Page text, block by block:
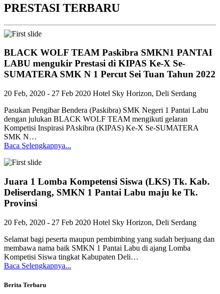
PRESTASI TERBARU
BLACK WOLF TEAM Paskibra SMKN1 PANTAI
LABU mengukir Prestasi di KIPAS Ke-X Se-
SUMATERA SMK N 1 Percut Sei Tuan Tahun 2022
20 Feb, 2020 - 27 Feb 2020 Hotel Sky Horizon, Deli Serdang
Pasukan Pengibar Bendera (Paskibra) SMK Negeri 1 Pantai Labu
dengan julukan BLACK WOLF TEAM mengikuti gelaran
Kompetisi Inspirasi PAskibra (KIPAS) Ke-X Se-SUMATERA
SMK N…
Baca Selengkapnya...
Juara 1 Lomba Kompetensi Siswa (LKS) Tk. Kab.
Deliserdang, SMKN 1 Pantai Labu maju ke Tk.
Provinsi
20 Feb, 2020 - 27 Feb 2020 Hotel Sky Horizon, Deli Serdang
Selamat bagi peserta maupun pembimbing yang sudah berjuang dan
membawa nama baik SMKN 1 Pantai Labu di ajang Lomba
Kompetisi Siswa tingkat Kabupaten Deli…
Baca Selengkapnya...
Berita Terbaru